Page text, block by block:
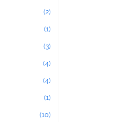
(2)
(1)
(3)
(4)
(4)
(1)
(10)